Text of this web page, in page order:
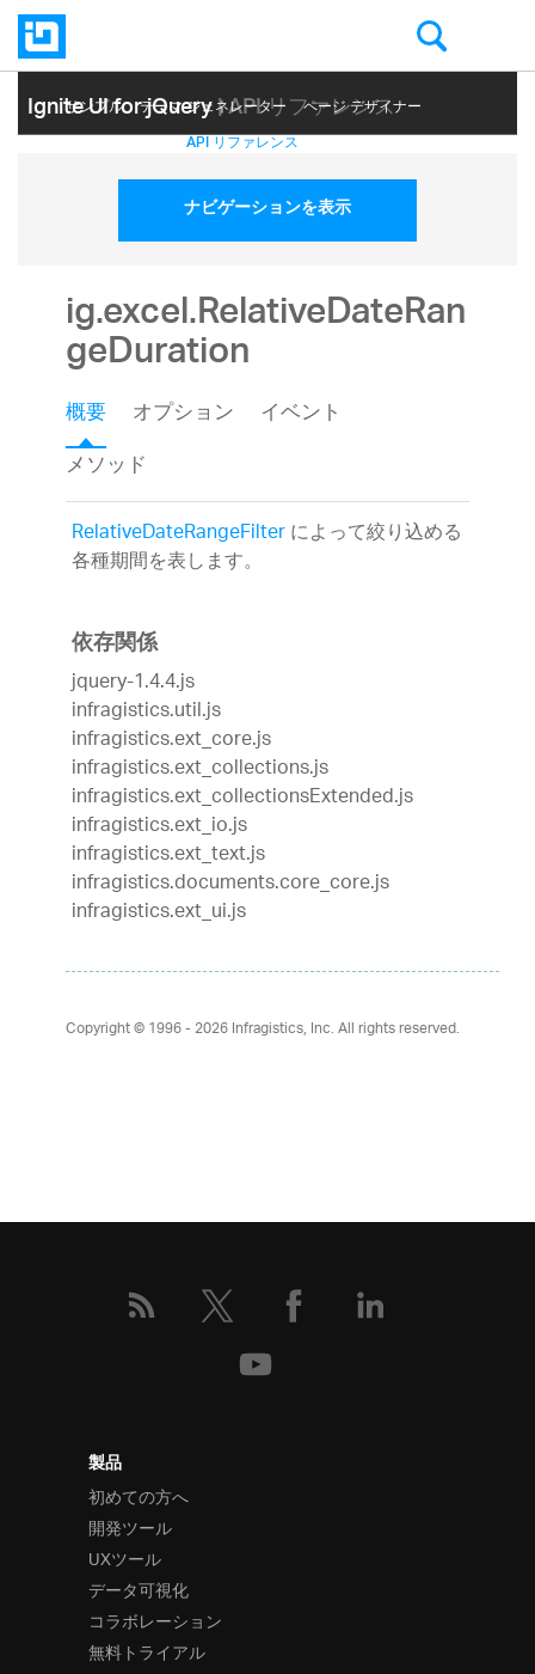
Ignite UI for jQuery| API リファレンス
サンプル テーマ ジェネレーター ページ デザイナー
ヘルプ トピック API リファレンス
ナビゲーションを表示
ig.excel.RelativeDateRan
geDuration
概要 オプション
イベント
メソッド
RelativeDateRangeFilterによって絞り込める
各種期間を表します。
依存関係
jquery-1.4.4.js
infragistics.util.js
infragistics.ext_core.js
infragistics.ext_collections.js
infragistics.ext_collectionsExtended.js
infragistics.ext_io.js
infragistics.ext_text.js
infragistics.documents.core_core.js
infragistics.ext_ui.js
Copyright © 1996 - 2026Infragistics, Inc. All rights reserved.
製品
初めての方へ
開発ツール
UXツール
データ可視化
コラボレーション
無料トライアル